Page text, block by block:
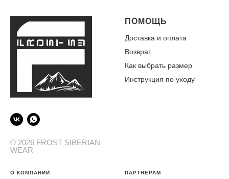
© 2026 FROST SIBERIAN
WEAR
ПОМОЩЬ
Доставка и оплата
Возврат
Как выбрать размер
Инструкция по уходу
О КОМПАНИИ ПАРТНЕРАМ